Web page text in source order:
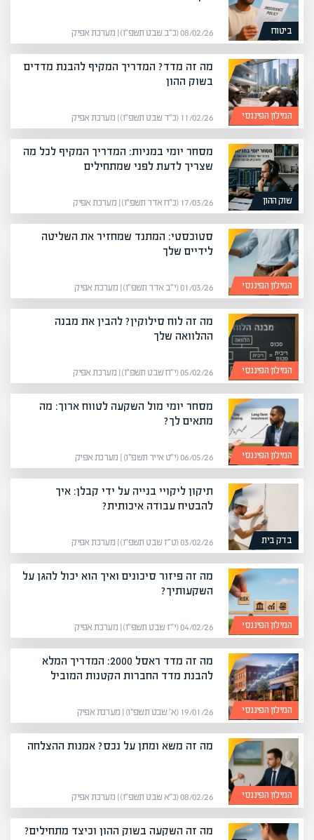
ביטוח 08/02/26 (כ״ב שבט תשפ״ו) | מערכת אפיק
המילון הפיננסי
מה זה מדד? המדריך המקיף להבנת מדדים
בשוק ההון
11/02/26 (כ״ד שבט תשפ״ו) | מערכת אפיק
שוק ההון
מסחר יומי במניות: המדריך המקיף לכל מה
שצריך לדעת לפני שמתחילים
17/03/26 (כ״ח אדר תשפ״ו) | מערכת אפיק
המילון הפיננסי
סטוכסטי: המתנד שמחזיר את השליטה
לידיים שלך
01/03/26 (י״ב אדר תשפ״ו) | מערכת אפיק
המילון הפיננסי
מה זה לוח סילוקין? להבין את מבנה
ההלוואה שלך
05/02/26 (י״ח שבט תשפ״ו) | מערכת אפיק
המילון הפיננסי
מסחר יומי מול השקעה לטווח ארוך: מה
מתאים לך?
06/05/26 (י״ט אייר תשפ״ו) | מערכת אפיק
בדק בית
תיקון ליקויי בנייה על ידי קבלן: איך
להבטיח עבודה איכותית?
03/02/26 (ט״ז שבט תשפ״ו) | מערכת אפיק
המילון הפיננסי
מה זה פיזור סיכונים ואיך הוא יכול להגן על
השקעותיך?
04/02/26 (י״ז שבט תשפ״ו) | מערכת אפיק
המילון הפיננסי
מה זה מדד ראסל 2000: המדריך המלא
להבנת מדד החברות הקטנות המוביל
19/01/26 (א׳ שבט תשפ״ו) | מערכת אפיק
המילון הפיננסי
מה זה משא ומתן על נכס? אמנות ההצלחה
08/02/26 (כ״א שבט תשפ״ו) | מערכת אפיק
מה זה השקעה בשוק ההון וכיצד מתחילים?